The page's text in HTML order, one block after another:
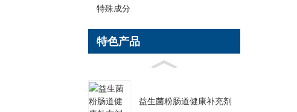
特殊成分
特色产品
益生菌粉肠道健康补充剂